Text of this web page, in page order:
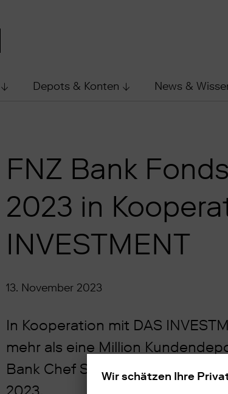
Depots & Konten News &
FNZ Bank
2023 in
INVESTMENT
13. November 2023
In Kooperation mit DAS
mehr als eine Million
Bank Chef Sebastian Henrichs